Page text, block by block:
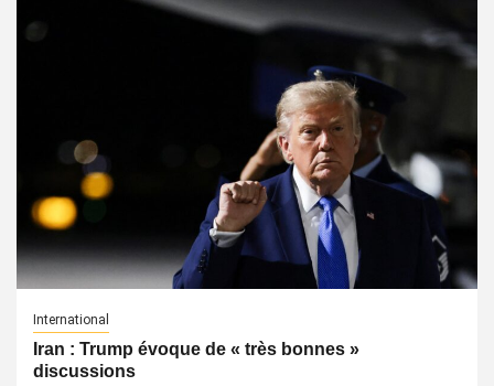
International
Iran : Trump évoque de « très bonnes »
discussions